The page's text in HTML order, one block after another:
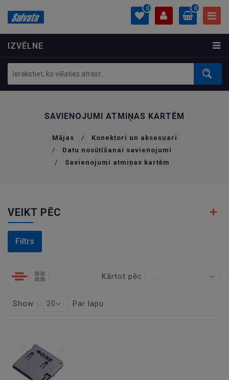
IZVĒLNE
0
PROFILS
Ielogoties
Izveidot kontu
0
0.00 €
SAVIENOJUMI ATMIŅAS KARTĒM
Mājas /
Konektori un aksesuari
/
Datu nosūtīšanai savienojumi
/
Savienojumi atmiņas kartēm
VEIKT PĒC
Filtrs
Kārtot pēc : ...
Show : 20 Par lapu